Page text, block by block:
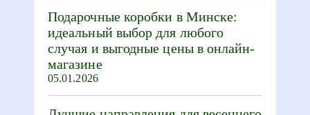
Подарочные коробки в Минске:
идеальный выбор для любого
случая и выгодные цены в онлайн-
магазине
05.01.2026